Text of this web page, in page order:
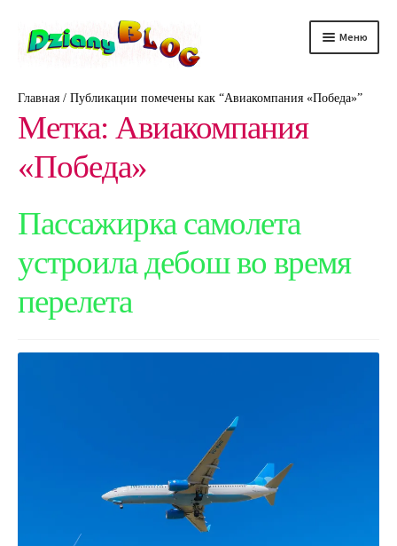
Перейти
Перейти
Меню
DRelax
DTechno
DHealth
Главная/ Публикации помечены как “Авиакомпания «Победа»”
Метка: Авиакомпания
«Победа»
Пассажирка самолета
устроила дебош во время
перелета